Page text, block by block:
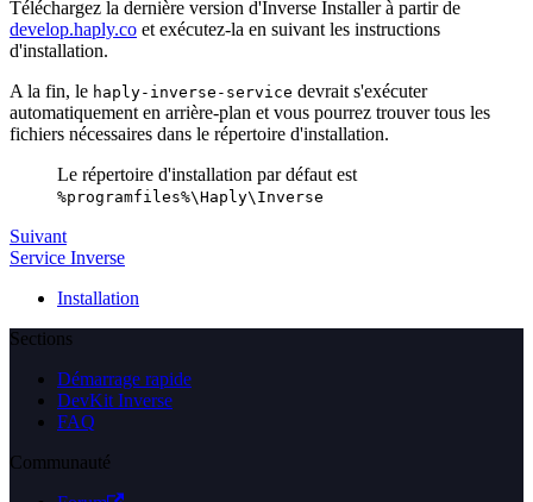
Téléchargez la dernière version d'Inverse Installer à partir de
develop.haply.co et exécutez-la en suivant les instructions
d'installation.
A la fin, le haply-inverse-service devrait s'exécuter
automatiquement en arrière-plan et vous pourrez trouver tous les
fichiers nécessaires dans le répertoire d'installation.
Le répertoire d'installation par défaut est
%programfiles%\Haply\Inverse
Suivant
Service Inverse
Installation
Sections
Démarrage rapide
DevKit Inverse
FAQ
Communauté